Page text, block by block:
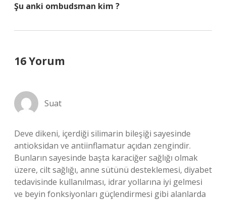
Şu anki ombudsman kim ?
16 Yorum
Suat
Deve dikeni, içerdiği silimarin bileşiği sayesinde
antioksidan ve antiinflamatur açıdan zengindir.
Bunların sayesinde başta karaciğer sağlığı olmak
üzere, cilt sağlığı, anne sütünü desteklemesi, diyabet
tedavisinde kullanılması, idrar yollarına iyi gelmesi
ve beyin fonksiyonları güçlendirmesi gibi alanlarda